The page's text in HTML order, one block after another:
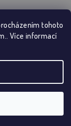
tohoto
Více informací